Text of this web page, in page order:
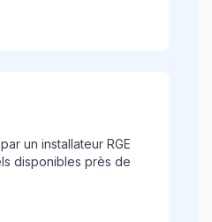
un installateur RGE
disponibles près de